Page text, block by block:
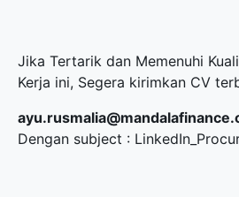
Jika Tertarik dan Memenuhi
Kerja ini, Segera kirimkan CV
Dengan subject :